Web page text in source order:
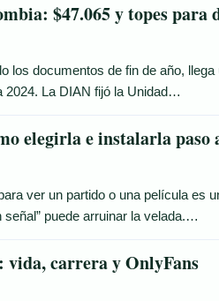
$47.065 y topes para
los documentos de fin de año,
2024. La DIAN fijó la Unidad…
elegirla e instalarla paso
ver un partido o una película es
señal” puede arruinar la velada.…
carrera y OnlyFans